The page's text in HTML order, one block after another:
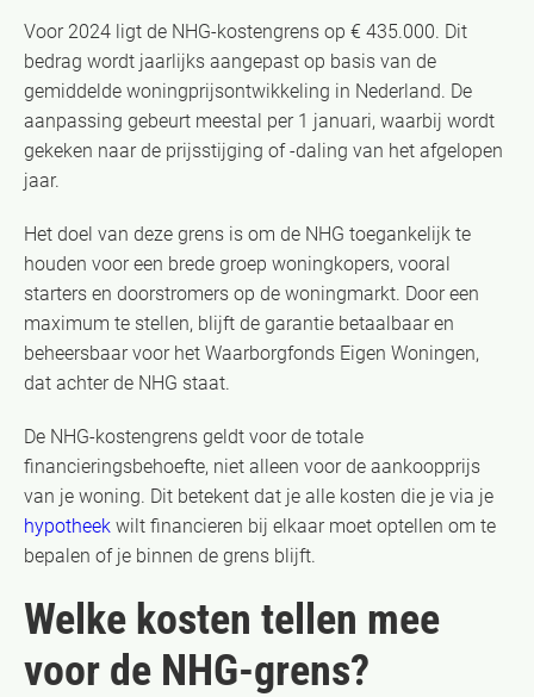
Voor 2024 ligt de NHG-kostengrens op € 435.000. Dit
bedrag wordt jaarlijks aangepast op basis van de
gemiddelde woningprijsontwikkeling in Nederland. De
aanpassing gebeurt meestal per 1 januari, waarbij wordt
gekeken naar de prijsstijging of -daling van het afgelopen
jaar.
Het doel van deze grens is om de NHG toegankelijk te
houden voor een brede groep woningkopers, vooral
starters en doorstromers op de woningmarkt. Door een
maximum te stellen, blijft de garantie betaalbaar en
beheersbaar voor het Waarborgfonds Eigen Woningen,
dat achter de NHG staat.
De NHG-kostengrens geldt voor de totale
financieringsbehoefte, niet alleen voor de aankoopprijs
van je woning. Dit betekent dat je alle kosten die je via je
hypotheek wilt financieren bij elkaar moet optellen om te
bepalen of je binnen de grens blijft.
Welke kosten tellen mee
voor de NHG-grens?